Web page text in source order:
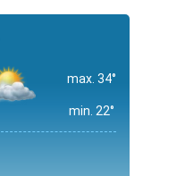
max. 34°
min. 22°